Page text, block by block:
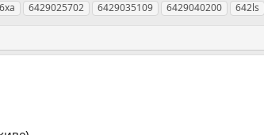
6429025702 6429035109 6429040200 642ls